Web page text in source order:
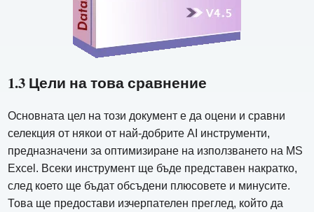
1.3 Цели на това сравнение
Основната цел на този документ е да оцени и сравни
селекция от някои от най-добрите AI инструменти,
предназначени за оптимизиране на използването на MS
Excel. Всеки инструмент ще бъде представен накратко,
след което ще бъдат обсъдени плюсовете и минусите.
Това ще предостави изчерпателен преглед, който да